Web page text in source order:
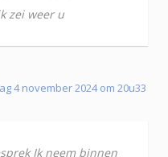
zei weer u
4 november 2024 om 20u33
Ik neem binnen